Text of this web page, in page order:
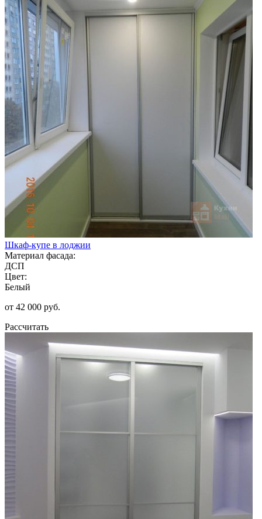
Шкаф-купе в лоджии
Материал фасада:
ДСП
Цвет:
Белый
от 42 000 руб.
Рассчитать